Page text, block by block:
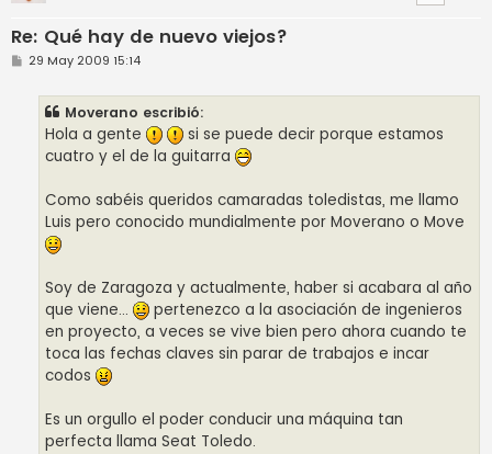
Re: Qué hay de nuevo viejos?
M
29 May 2009 15:14
Moverano escribió:
Hola a gente
si se puede decir porque estamos
cuatro y el de la guitarra
Como sabéis queridos camaradas toledistas, me llamo
Luis pero conocido mundialmente por Moverano o Move
Soy de Zaragoza y actualmente, haber si acabara al año
que viene...
pertenezco a la asociación de ingenieros
en proyecto, a veces se vive bien pero ahora cuando te
toca las fechas claves sin parar de trabajos e incar
codos
Es un orgullo el poder conducir una máquina tan
perfecta llama Seat Toledo.